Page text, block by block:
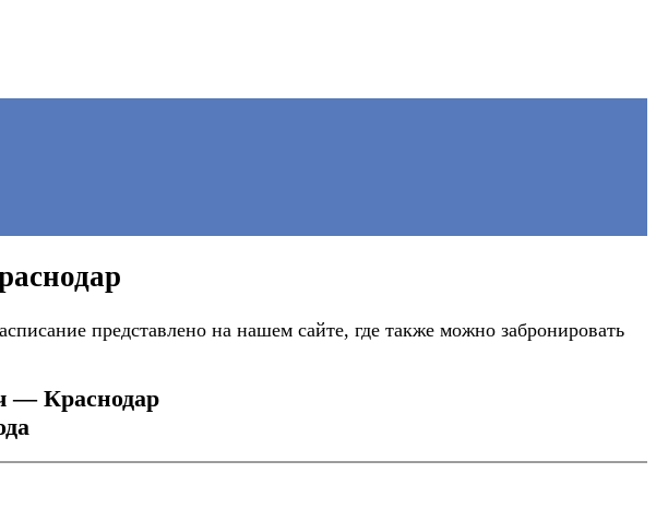
представлено на нашем сайте, где также можно забронировать
— Краснодар